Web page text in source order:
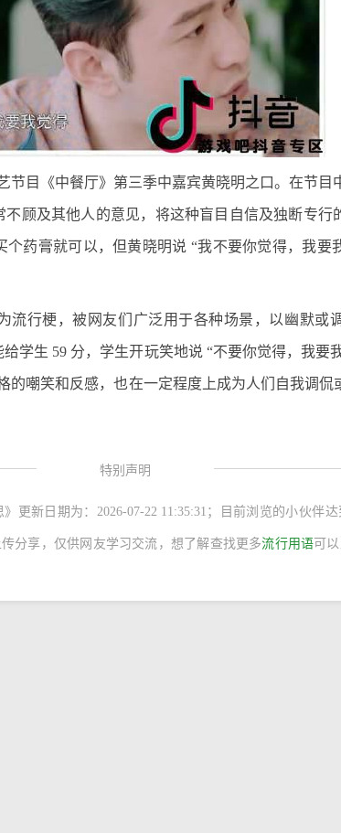
目《中餐厅》第三季中嘉宾黄晓明之口。在节目中
顾及其他人的意见，将这种盲目自信及独断专行
药膏就可以，但黄晓明说 “我不要你觉得，我要
行梗，被网友们广泛用于各种场景，以幽默或
学生 59 分，学生开玩笑地说 “不要你觉得，我要
的嘲笑和反感，也在一定程度上成为人们自我调侃
特别声明
更新日期为：2026-07-22 11:35:31；目前浏览的小伙伴达
分享，仅供网友学习交流，想了解查找更多流行用语可